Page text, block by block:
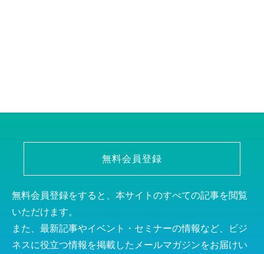
無料会員登録
無料会員登録をすると、本サイトのすべての記事を閲覧
いただけます。
また、最新記事やイベント・セミナーの情報など、ビジ
ネスに役立つ情報を掲載したメールマガジンをお届けい